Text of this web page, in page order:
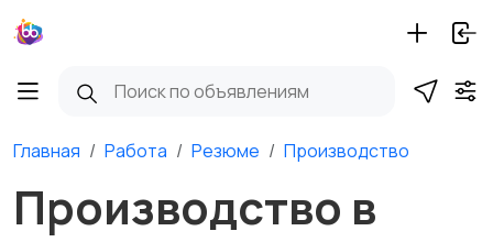
Главная Работа Резюме Производство
Производство в